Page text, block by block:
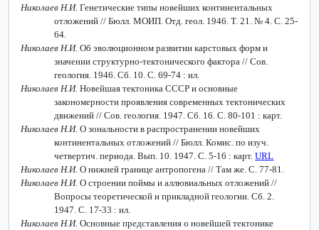
Николаев Н.И. Генетические типы новейших континентальных
отложений // Бюлл. МОИП. Отд. геол. 1946. Т. 21. № 4. С. 25-
64.
Николаев Н.И. Об эволюционном развитии карстовых форм и
значении структурно-тектонического фактора // Сов.
геология. 1946. Сб. 10. С. 69-74 : ил.
Николаев Н.И. Новейшая тектоника СССР и основные
закономерности проявления современных тектонических
движений // Сов. геология. 1947. Сб. 16. С. 80-101 : карт.
Николаев Н.И. О зональности в распространении новейших
континентальных отложений // Бюлл. Комис. по изуч.
четвертич. периода. Вып. 10. 1947. С. 5-16 : карт.URL
Николаев Н.И. О нижней границе антропогена // Там же. С. 77-81.
Николаев Н.И. О строении поймы и аллювиальных отложений //
Вопросы теоретической и прикладной геологии. Сб. 2.
1947. С. 17-33 : ил.
Николаев Н.И. Основные представления о новейшей тектонике